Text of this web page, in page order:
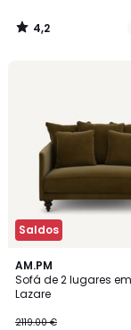
4,2
/
Saldos
AM.PM
Sofá de 2 lugares
Lazare
2119.00 €
4,9
/ 5
16
Cores